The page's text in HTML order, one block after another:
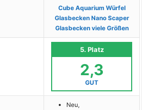
Cube Aquarium Würfel
Glasbecken Nano Scaper
Glasbecken viele Größen
5. Platz
2,3
GUT
Neu,